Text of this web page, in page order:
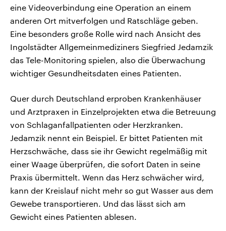
eine Videoverbindung eine Operation an einem
anderen Ort mitverfolgen und Ratschläge geben.
Eine besonders große Rolle wird nach Ansicht des
Ingolstädter Allgemeinmediziners Siegfried Jedamzik
das Tele-Monitoring spielen, also die Überwachung
wichtiger Gesundheitsdaten eines Patienten.
Quer durch Deutschland erproben Krankenhäuser
und Arztpraxen in Einzelprojekten etwa die Betreuung
von Schlaganfallpatienten oder Herzkranken.
Jedamzik nennt ein Beispiel. Er bittet Patienten mit
Herzschwäche, dass sie ihr Gewicht regelmäßig mit
einer Waage überprüfen, die sofort Daten in seine
Praxis übermittelt. Wenn das Herz schwächer wird,
kann der Kreislauf nicht mehr so gut Wasser aus dem
Gewebe transportieren. Und das lässt sich am
Gewicht eines Patienten ablesen.